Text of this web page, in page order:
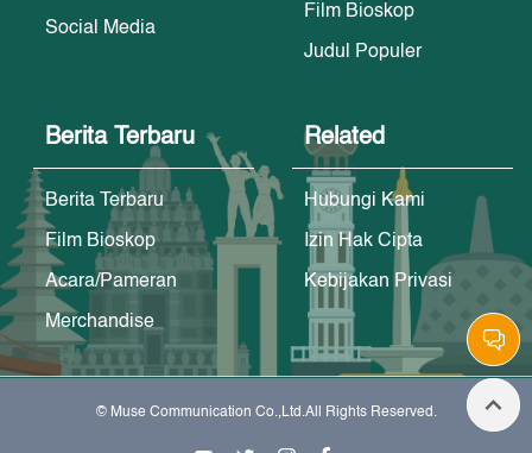
Social Media
Film Bioskop
Judul Populer
Berita Terbaru
Berita Terbaru
Film Bioskop
Acara/Pameran
Merchandise
Related
Hubungi Kami
Izin Hak Cipta
Kebijakan Privasi
© Muse Communication Co.,Ltd.All Rights Reserved.